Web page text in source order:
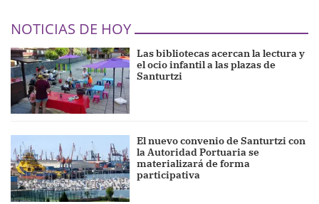
NOTICIAS DE HOY
Las bibliotecas acercan la lectura y
el ocio infantil a las plazas de
Santurtzi
El nuevo convenio de Santurtzi con
la Autoridad Portuaria se
materializará de forma
participativa